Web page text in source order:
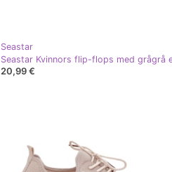
Seastar
20,99 €